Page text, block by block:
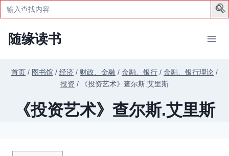
Search
for:
随缘读书
首页 / 图书馆 / 经济 / 财政、金融 / 金融、银行 / 金融、银行理论 /
投资 / 《投资艺术》查尔斯.艾里斯
《投资艺术》查尔斯.艾里斯